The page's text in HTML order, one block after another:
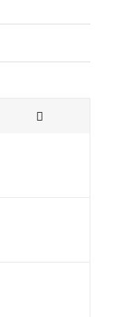
Comentarios